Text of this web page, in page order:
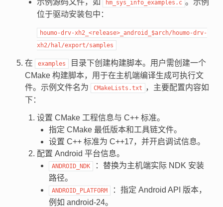
hm_sys_info_examples.c
位于驱动安装包中：
houmo-drv-xh2_<release>_android_$arch/houmo-drv-
xh2/hal/export/samples
在 examples
目录下创建构建脚本。用户需创建一个
CMake 构建脚本，用于在主机端编译生成可执行文
件。示例文件名为
CMakeLists.txt
，主要配置内容如
下：
设置 CMake 工程信息与 C++ 标准。
指定 CMake 最低版本和工具链文件。
设置 C++ 标准为 C++17，并开启调试信息。
配置 Android 平台信息。
ANDROID_NDK
：替换为主机端实际 NDK 安装
路径。
ANDROID_PLATFORM
：指定 Android API 版本，
例如 android-24。